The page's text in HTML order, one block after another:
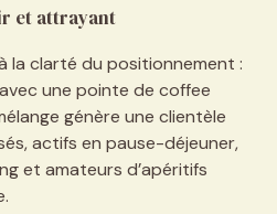
et attrayant
la clarté du positionnement :
avec une pointe de coffee
génère une clientèle
actifs en pause-déjeuner,
et amateurs d’apéritifs